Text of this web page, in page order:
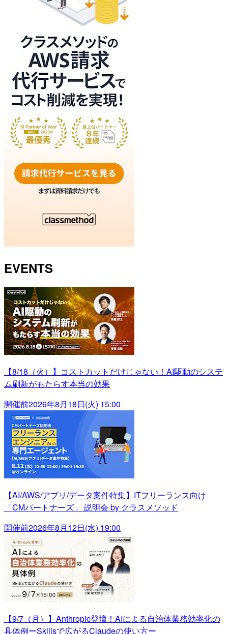
EVENTS
【8/18（火）】コストカットだけじゃない！AI駆動のシステ
ム刷新がもたらす本当の効果
開催前2026年8月18日(火) 15:00
【AI/AWS/アプリ/データ案件特集】ITフリーランス向け
「CMパートナーズ」 説明会 by クラスメソッド
開催前2026年8月12日(水) 19:00
【9/7（月）】Anthropic登壇！AIによる自治体業務効率化の
具体例ーSkillsで広がるClaudeの使い方ー